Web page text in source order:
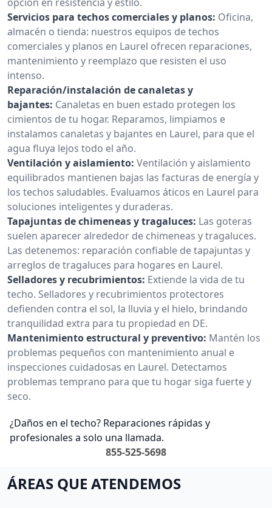
Servicios para techos comerciales y planos: Oficina,
almacén o tienda: nuestros equipos de techos
comerciales y planos en Laurel ofrecen reparaciones,
mantenimiento y reemplazo que resisten el uso
intenso.
Reparación/instalación de canaletas y
bajantes: Canaletas en buen estado protegen los
cimientos de tu hogar. Reparamos, limpiamos e
instalamos canaletas y bajantes en Laurel, para que el
agua fluya lejos todo el año.
Ventilación y aislamiento: Ventilación y aislamiento
equilibrados mantienen bajas las facturas de energía y
los techos saludables. Evaluamos áticos en Laurel para
soluciones inteligentes y duraderas.
Tapajuntas de chimeneas y tragaluces: Las goteras
suelen aparecer alrededor de chimeneas y tragaluces.
Las detenemos: reparación confiable de tapajuntas y
arreglos de tragaluces para hogares en Laurel.
Selladores y recubrimientos: Extiende la vida de tu
techo. Selladores y recubrimientos protectores
defienden contra el sol, la lluvia y el hielo, brindando
tranquilidad extra para tu propiedad en DE.
Mantenimiento estructural y preventivo: Mantén los
problemas pequeños con mantenimiento anual e
inspecciones cuidadosas en Laurel. Detectamos
problemas temprano para que tu hogar siga fuerte y
seco.
¿Daños en el techo? Reparaciones rápidas y
profesionales a solo una llamada.
855-525-5698
ÁREAS QUE ATENDEMOS